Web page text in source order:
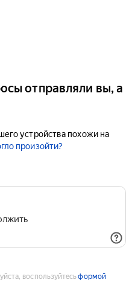
отправляли вы, а
устройства похожи на
произойти?
воспользуйтесьформой